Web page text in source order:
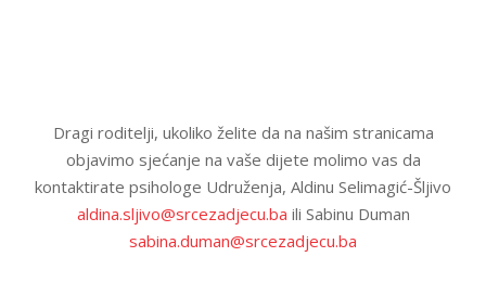
Dragi roditelji, ukoliko želite da na našim stranicama
objavimo sjećanje na vaše dijete molimo vas da
kontaktirate psihologe Udruženja, Aldinu Selimagić-Šljivo
aldina.sljivo@srcezadjecu.ba ili Sabinu Duman
sabina.duman@srcezadjecu.ba